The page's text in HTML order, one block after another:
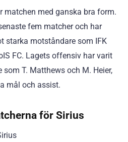
matchen med ganska bra form.
fem matcher och har
starka motståndare som IFK
FC. Lagets offensiv har varit
T. Matthews och M. Heier,
mål och assist.
för Sirius